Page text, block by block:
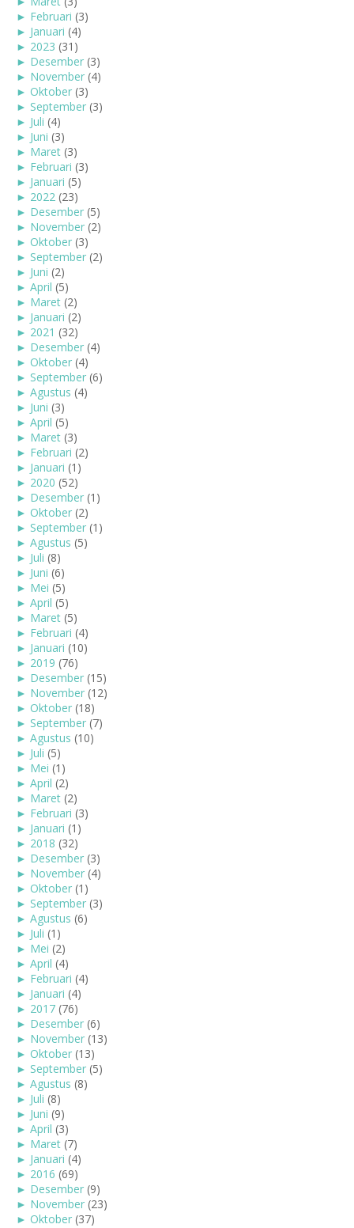
► Februari (3)
► Januari (4)
► 2023 (31)
► Desember (3)
► November (4)
► Oktober (3)
► September (3)
► Juli (4)
► Juni (3)
► Maret (3)
► Februari (3)
► Januari (5)
► 2022 (23)
► Desember (5)
► November (2)
► Oktober (3)
► September (2)
► Juni (2)
► April (5)
► Maret (2)
► Januari (2)
► 2021 (32)
► Desember (4)
► Oktober (4)
► September (6)
► Agustus (4)
► Juni (3)
► April (5)
► Maret (3)
► Februari (2)
► Januari (1)
► 2020 (52)
► Desember (1)
► Oktober (2)
► September (1)
► Agustus (5)
► Juli (8)
► Juni (6)
► Mei (5)
► April (5)
► Maret (5)
► Februari (4)
► Januari (10)
► 2019 (76)
► Desember (15)
► November (12)
► Oktober (18)
► September (7)
► Agustus (10)
► Juli (5)
► Mei (1)
► April (2)
► Maret (2)
► Februari (3)
► Januari (1)
► 2018 (32)
► Desember (3)
► November (4)
► Oktober (1)
► September (3)
► Agustus (6)
► Juli (1)
► Mei (2)
► April (4)
► Februari (4)
► Januari (4)
► 2017 (76)
► Desember (6)
► November (13)
► Oktober (13)
► September (5)
► Agustus (8)
► Juli (8)
► Juni (9)
► April (3)
► Maret (7)
► Januari (4)
► 2016 (69)
► Desember (9)
► November (23)
► Oktober (37)